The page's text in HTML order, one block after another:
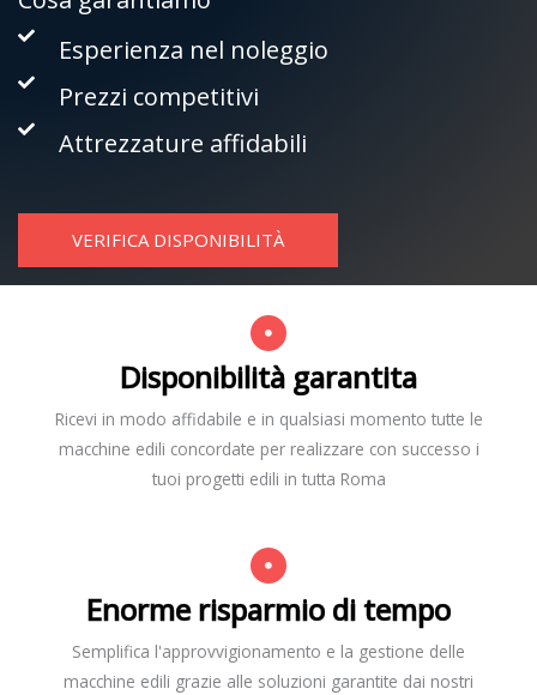
Esperienza nel noleggio
Prezzi competitivi
Attrezzature affidabili
VERIFICA DISPONIBILITÀ
Disponibilità garantita
Ricevi in modo affidabile e in qualsiasi momento tutte le
macchine edili concordate per realizzare con successo i
tuoi progetti edili in tutta Roma
Enorme risparmio di tempo
Semplifica l'approvvigionamento e la gestione delle
macchine edili grazie alle soluzioni garantite dai nostri